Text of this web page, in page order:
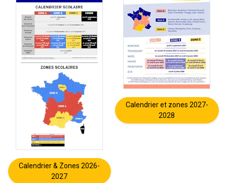
Calendrier & Zones 2026-
2027
Calendrier et zones 2027-
2028